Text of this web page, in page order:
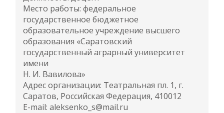
Место работы: федеральное
государственное бюджетное
образовательное учреждение высшего
образования «Саратовский
государственный аграрный университет
имени
Н. И. Вавилова»
Адрес организации: Театральная пл. 1, г.
Саратов, Российская Федерация, 410012
E-mail: aleksenko_s@mail.ru